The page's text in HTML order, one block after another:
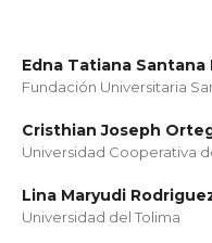
Edna Tatiana Santana
Fundación Universitaria
Cristhian Joseph
Universidad Cooperativa
Lina Maryudi
Universidad del Tolima